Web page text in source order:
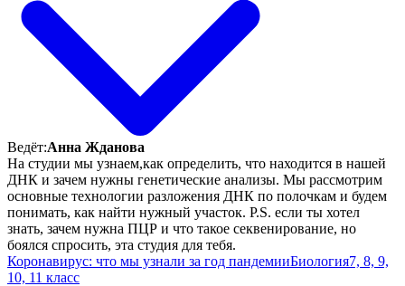
Ведёт:Анна Жданова
На студии мы узнаем,как определить, что находится в нашей
ДНК и зачем нужны генетические анализы. Мы рассмотрим
основные технологии разложения ДНК по полочкам и будем
понимать, как найти нужный участок. P.S. если ты хотел
знать, зачем нужна ПЦР и что такое секвенирование, но
боялся спросить, эта студия для тебя.
Коронавирус: что мы узнали за год пандемииБиология7, 8, 9,
10, 11 класс